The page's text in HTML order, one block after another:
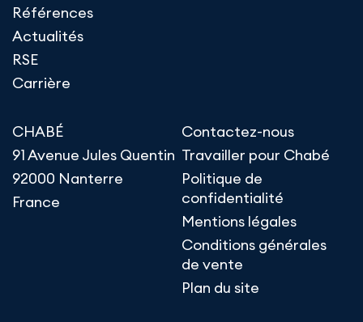
Références
Actualités
RSE
Carrière
CHABÉ
91 Avenue Jules Quentin
92000 Nanterre
France
Contactez-nous
Travailler pour Chabé
Politique de
confidentialité
Mentions légales
Conditions générales
de vente
Plan du site